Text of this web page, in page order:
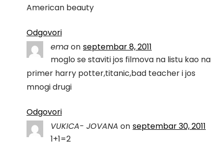
American beauty
Odgovori
emaon septembar 8, 2011
moglo se staviti jos filmova na listu kao na
primer harry potter,titanic,bad teacher i jos
mnogi drugi
Odgovori
VUKICA- JOVANA on septembar 30, 2011
1+1=2